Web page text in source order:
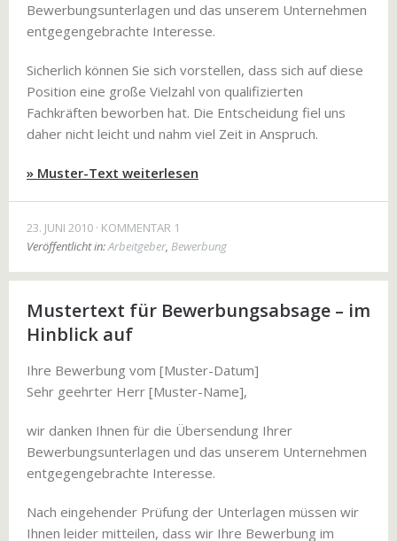
Bewerbungsunterlagen und das unserem Unternehmen
entgegengebrachte Interesse.
Sicherlich können Sie sich vorstellen, dass sich auf diese
Position eine große Vielzahl von qualifizierten
Fachkräften beworben hat. Die Entscheidung fiel uns
daher nicht leicht und nahm viel Zeit in Anspruch.
» Muster-Text weiterlesen
23. JUNI 2010 KOMMENTAR 1
Veröffentlicht in:Arbeitgeber, Bewerbung
Mustertext für Bewerbungsabsage – im
Hinblick auf
Ihre Bewerbung vom [Muster-Datum]
Sehr geehrter Herr [Muster-Name],
wir danken Ihnen für die Übersendung Ihrer
Bewerbungsunterlagen und das unserem Unternehmen
entgegengebrachte Interesse.
Nach eingehender Prüfung der Unterlagen müssen wir
Ihnen leider mitteilen, dass wir Ihre Bewerbung im